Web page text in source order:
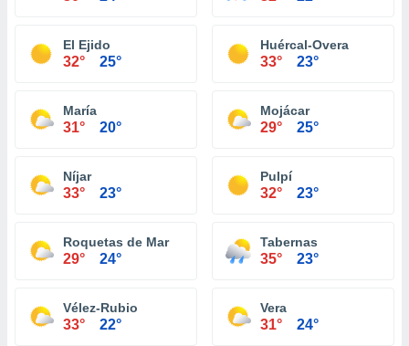
El Ejido
32° 25°
Huércal-Overa
33° 23°
María
31° 20°
Mojácar
29° 25°
Níjar
33° 23°
Pulpí
32° 23°
Roquetas de Mar
29° 24°
Tabernas
35° 23°
Vélez-Rubio
33° 22°
Vera
31° 24°